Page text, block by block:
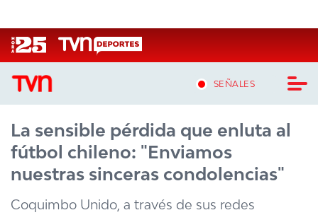
SEÑALES
CASTING MASTERCHEF CHILE
CASTING TVN VERTICAL
TVN VERTICAL
La sensible pérdida que enluta al
fútbol chileno: "Enviamos
nuestras sinceras condolencias"
Coquimbo Unido, a través de sus redes